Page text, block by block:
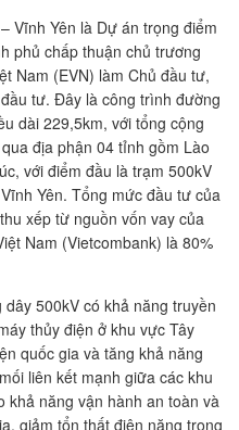
Vĩnh Yên là Dự án trọng điểm
phủ chấp thuận chủ trương
Nam (EVN) làm Chủ đầu tư,
tư. Đây là công trình đường
dài 229,5km, với tổng cộng
địa phận 04 tỉnh gồm Lào
với điểm đầu là trạm 500kV
Yên. Tổng mức đầu tư của
xếp từ nguồn vốn vay của
Nam (Vietcombank) là 80%
500kV có khả năng truyền
thủy điện ở khu vực Tây
quốc gia và tăng khả năng
liên kết mạnh giữa các khu
khả năng vận hành an toàn và
giảm tổn thất điện năng trong